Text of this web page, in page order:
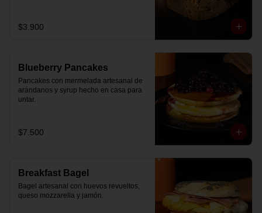
$3.900
Blueberry Pancakes
Pancakes con mermelada artesanal de
arándanos y syrup hecho en casa para
untar.
$7.500
Breakfast Bagel
Bagel artesanal con huevos revueltos,
queso mozzarella y jamón.